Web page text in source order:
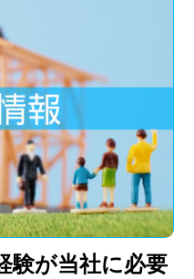
験が当社に必要